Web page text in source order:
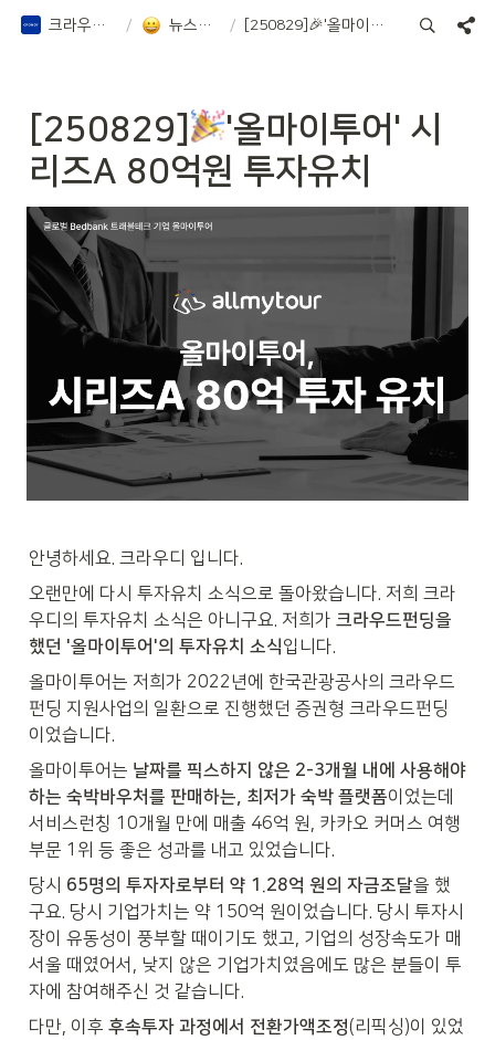
크라우디 증권 Notion / 뉴스레터, 칼럼 등 / [250829]🎉'올마이투어' 시리즈A 80억원 투자유치
[250829]
'올마이투어' 시
리즈A 80억원 투자유치
안녕하세요. 크라우디 입니다.
오랜만에 다시 투자유치 소식으로 돌아왔습니다. 저희 크라
우디의 투자유치 소식은 아니구요. 저희가 크라우드펀딩을
했던 '올마이투어'의 투자유치 소식입니다.
올마이투어는 저희가 2022년에 한국관광공사의 크라우드
펀딩 지원사업의 일환으로 진행했던 증권형 크라우드펀딩
이었습니다.
올마이투어는 날짜를 픽스하지 않은 2-3개월 내에 사용해야
하는 숙박바우처를 판매하는, 최저가 숙박 플랫폼이었는데
서비스런칭 10개월 만에 매출 46억 원, 카카오 커머스 여행
부문 1위 등 좋은 성과를 내고 있었습니다.
당시 65명의 투자자로부터 약 1.28억 원의 자금조달을 했
구요. 당시 기업가치는 약 150억 원이었습니다. 당시 투자시
장이 유동성이 풍부할 때이기도 했고, 기업의 성장속도가 매
서울 때였어서, 낮지 않은 기업가치였음에도 많은 분들이 투
자에 참여해주신 것 같습니다.
다만, 이후 후속투자 과정에서 전환가액조정(리픽싱)이 있었